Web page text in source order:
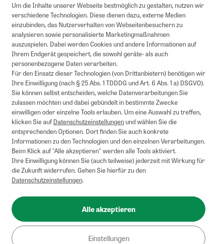
Um die Inhalte unserer Webseite bestmöglich zu gestalten, nutzen wir
verschiedene Technologien. Diese dienen dazu, externe Medien
einzubinden, das Nutzerverhalten von Webseitenbesuchern zu
analysieren sowie personalisierte Marketingmaßnahmen
auszuspielen. Dabei werden Cookies und andere Informationen auf
Ihrem Endgerät gespeichert, die sowohl geräte- als auch
personenbezogene Daten verarbeiten.
Für den Einsatz dieser Technologien (von Drittanbietern) benötigen wir
Ihre Einwilligung (nach § 25 Abs. 1 TDDDG und Art. 6 Abs. 1 a) DSGVO).
Sie können selbst entscheiden, welche Datenverarbeitungen Sie
zulassen möchten und dabei gebündelt in bestimmte Zwecke
einwilligen oder einzelne Tools erlauben. Um eine Auswahl zu treffen,
klicken Sie aufDatenschutzeinstellungenund wählen Sie die
entsprechenden Optionen. Dort finden Sie auch konkrete
Informationen zu den Technologien und den einzelnen Verarbeitungen.
Beim Klick auf "Alle akzeptieren" werden alle Tools aktiviert.
Ihre Einwilligung können Sie (auch teilweise) jederzeit mit Wirkung für
die Zukunft widerrufen. Gehen Sie hierfür zu den
Datenschutzeinstellungen.
Alle akzeptieren
Einstellungen